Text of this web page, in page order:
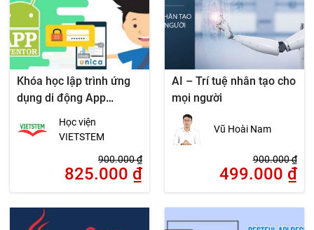
Khóa học lập trình ứng
dụng di động App
Học viện
VIETSTEM
900.000₫
825.000 ₫
AI – Trí tuệ nhân tạo cho
mọi người
Vũ Hoài Nam
900.000₫
499.000 ₫